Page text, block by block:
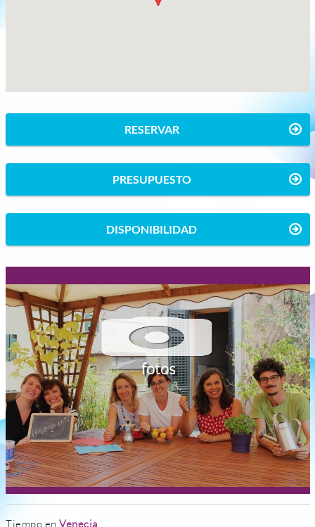
RESERVAR
PRESUPUESTO
DISPONIBILIDAD
fotos
Tiempo en Venecia